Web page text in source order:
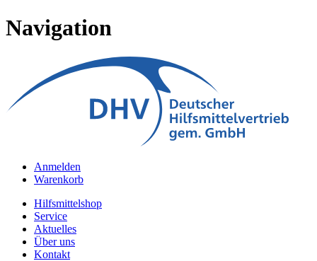
Navigation
Anmelden
Warenkorb
Hilfsmittelshop
Service
Aktuelles
Über uns
Kontakt